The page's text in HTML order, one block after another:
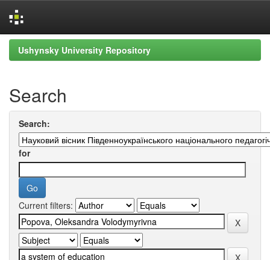
Skip
navigation
Ushynsky University Repository
Search
Search:
for
Current filters: